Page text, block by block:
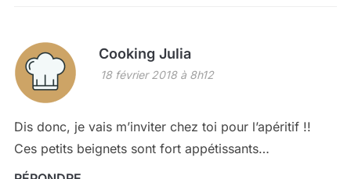
Cooking Julia
18 février 2018 à 8h12
Dis donc, je vais m’inviter chez toi pour l’apéritif !!
Ces petits beignets sont fort appétissants…